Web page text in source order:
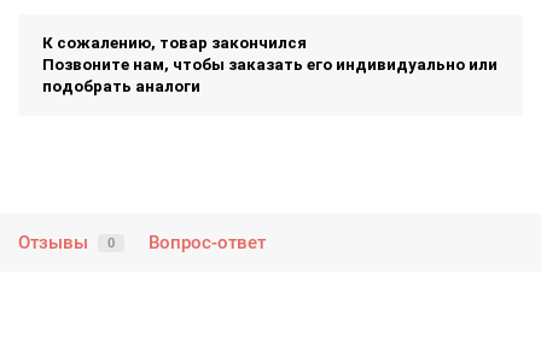
К сожалению, товар закончился
Позвоните нам, чтобы заказать его индивидуально или
подобрать аналоги
Отзывы 0 Вопрос-ответ